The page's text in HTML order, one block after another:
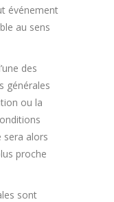
événement
au sens
des
générales
ou la
sera alors
proche
sont